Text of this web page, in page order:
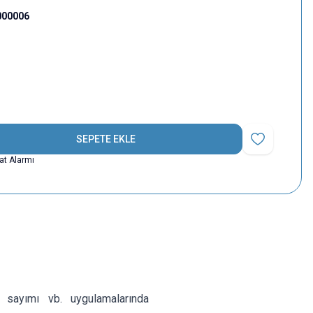
SEPETE EKLE
Favoriye Ekle
Alarmı
vb. uygulamalarında